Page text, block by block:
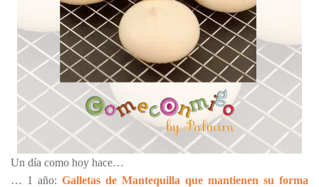
Un día como hoy hace…
… 1 año: Galletas de Mantequilla que mantienen su forma